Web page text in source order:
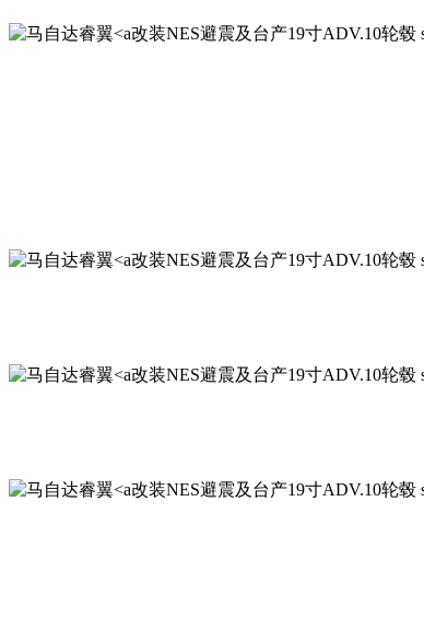
改装NES避震及台产19寸ADV.10轮毂
改装NES避震及台产19寸ADV.10轮毂
改装NES避震及台产19寸ADV.10轮毂
改装NES避震及台产19寸ADV.10轮毂